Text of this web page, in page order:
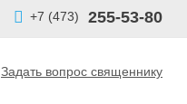
+7 (473) 255-53-80
Задать вопрос священнику